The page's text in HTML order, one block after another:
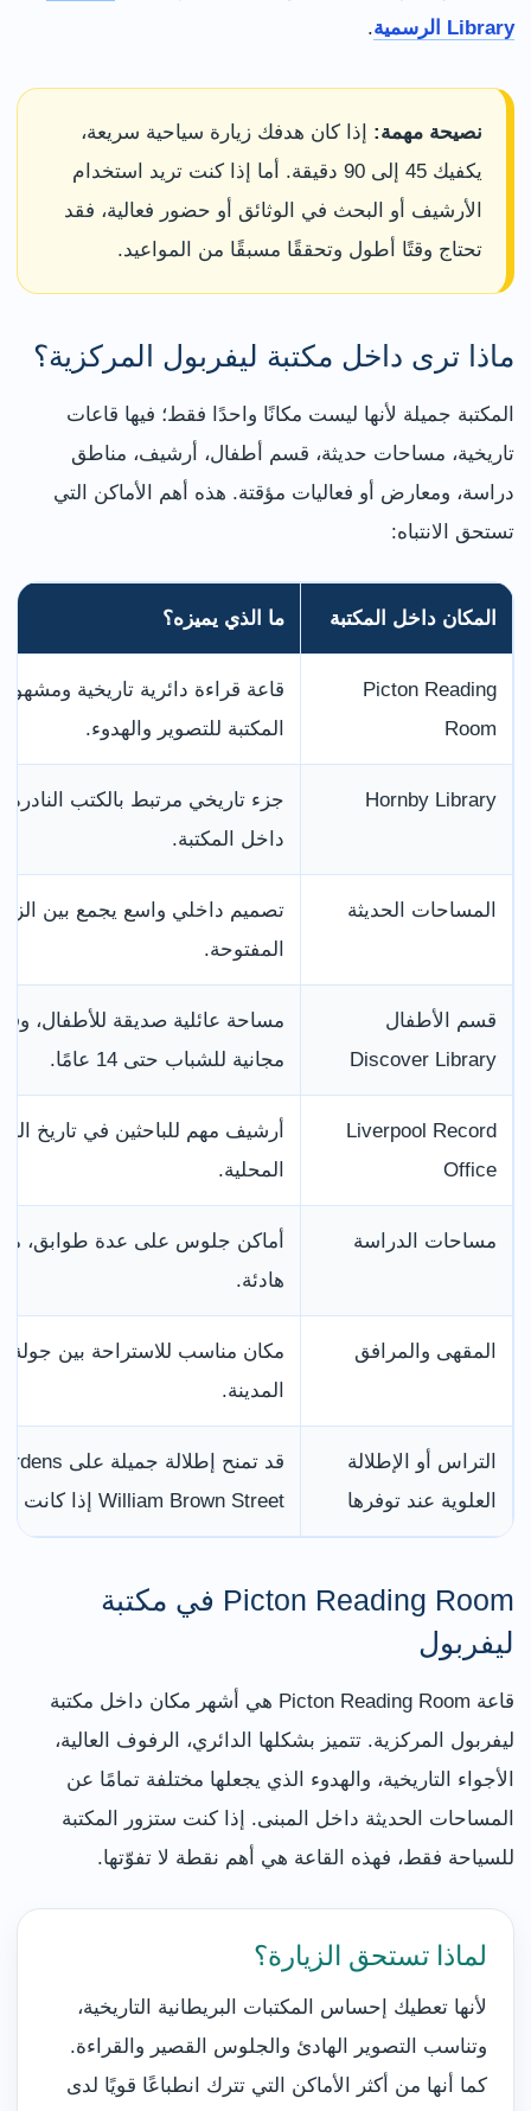
Library الرسمية .
نصيحة مهمة: إذا كان هدفك زيارة سياحية سريعة،
يكفيك 45 إلى 90 دقيقة. أما إذا كنت تريد استخدام
الأرشيف أو البحث في الوثائق أو حضور فعالية، فقد
تحتاج وقتًا أطول وتحققًا مسبقًا من المواعيد.
ماذا ترى داخل مكتبة ليفربول المركزية؟
المكتبة جميلة لأنها ليست مكانًا واحدًا فقط؛ فيها قاعات
تاريخية، مساحات حديثة، قسم أطفال، أرشيف، مناطق
دراسة، ومعارض أو فعاليات مؤقتة. هذه أهم الأماكن التي
تستحق الانتباه:
المكان داخل المكتبة ما الذي يميزه؟
Picton Reading
Room
قاعة قراءة دائرية تاريخية
المكتبة للتصوير والهدوء.
Hornby Library
جزء تاريخي مرتبط بالكتب
داخل المكتبة.
المساحات الحديثة
تصميم داخلي واسع يجمع بين
المفتوحة.
قسم الأطفال
Discover Library
مساحة عائلية صديقة للأطفال،
مجانية للشباب حتى 14 عامًا.
Liverpool Record
Office
أرشيف مهم للباحثين في تاريخ
المحلية.
مساحات الدراسة
أماكن جلوس على عدة طوابق، مع
هادئة.
المقهى والمرافق
مكان مناسب للاستراحة بين جولة
المدينة.
التراس أو الإطلالة
العلوية عند توفرها
William Brown Street إذا كانت مفتوحة.
Picton Reading Room في مكتبة
ليفربول
قاعة Picton Reading Room هي أشهر مكان داخل مكتبة
ليفربول المركزية. تتميز بشكلها الدائري، الرفوف العالية،
الأجواء التاريخية، والهدوء الذي يجعلها مختلفة تمامًا عن
المساحات الحديثة داخل المبنى. إذا كنت ستزور المكتبة
للسياحة فقط، فهذه القاعة هي أهم نقطة لا تفوّتها.
لماذا تستحق الزيارة؟
لأنها تعطيك إحساس المكتبات البريطانية التاريخية،
وتناسب التصوير الهادئ والجلوس القصير والقراءة.
كما أنها من أكثر الأماكن التي تترك انطباعًا قويًا لدى